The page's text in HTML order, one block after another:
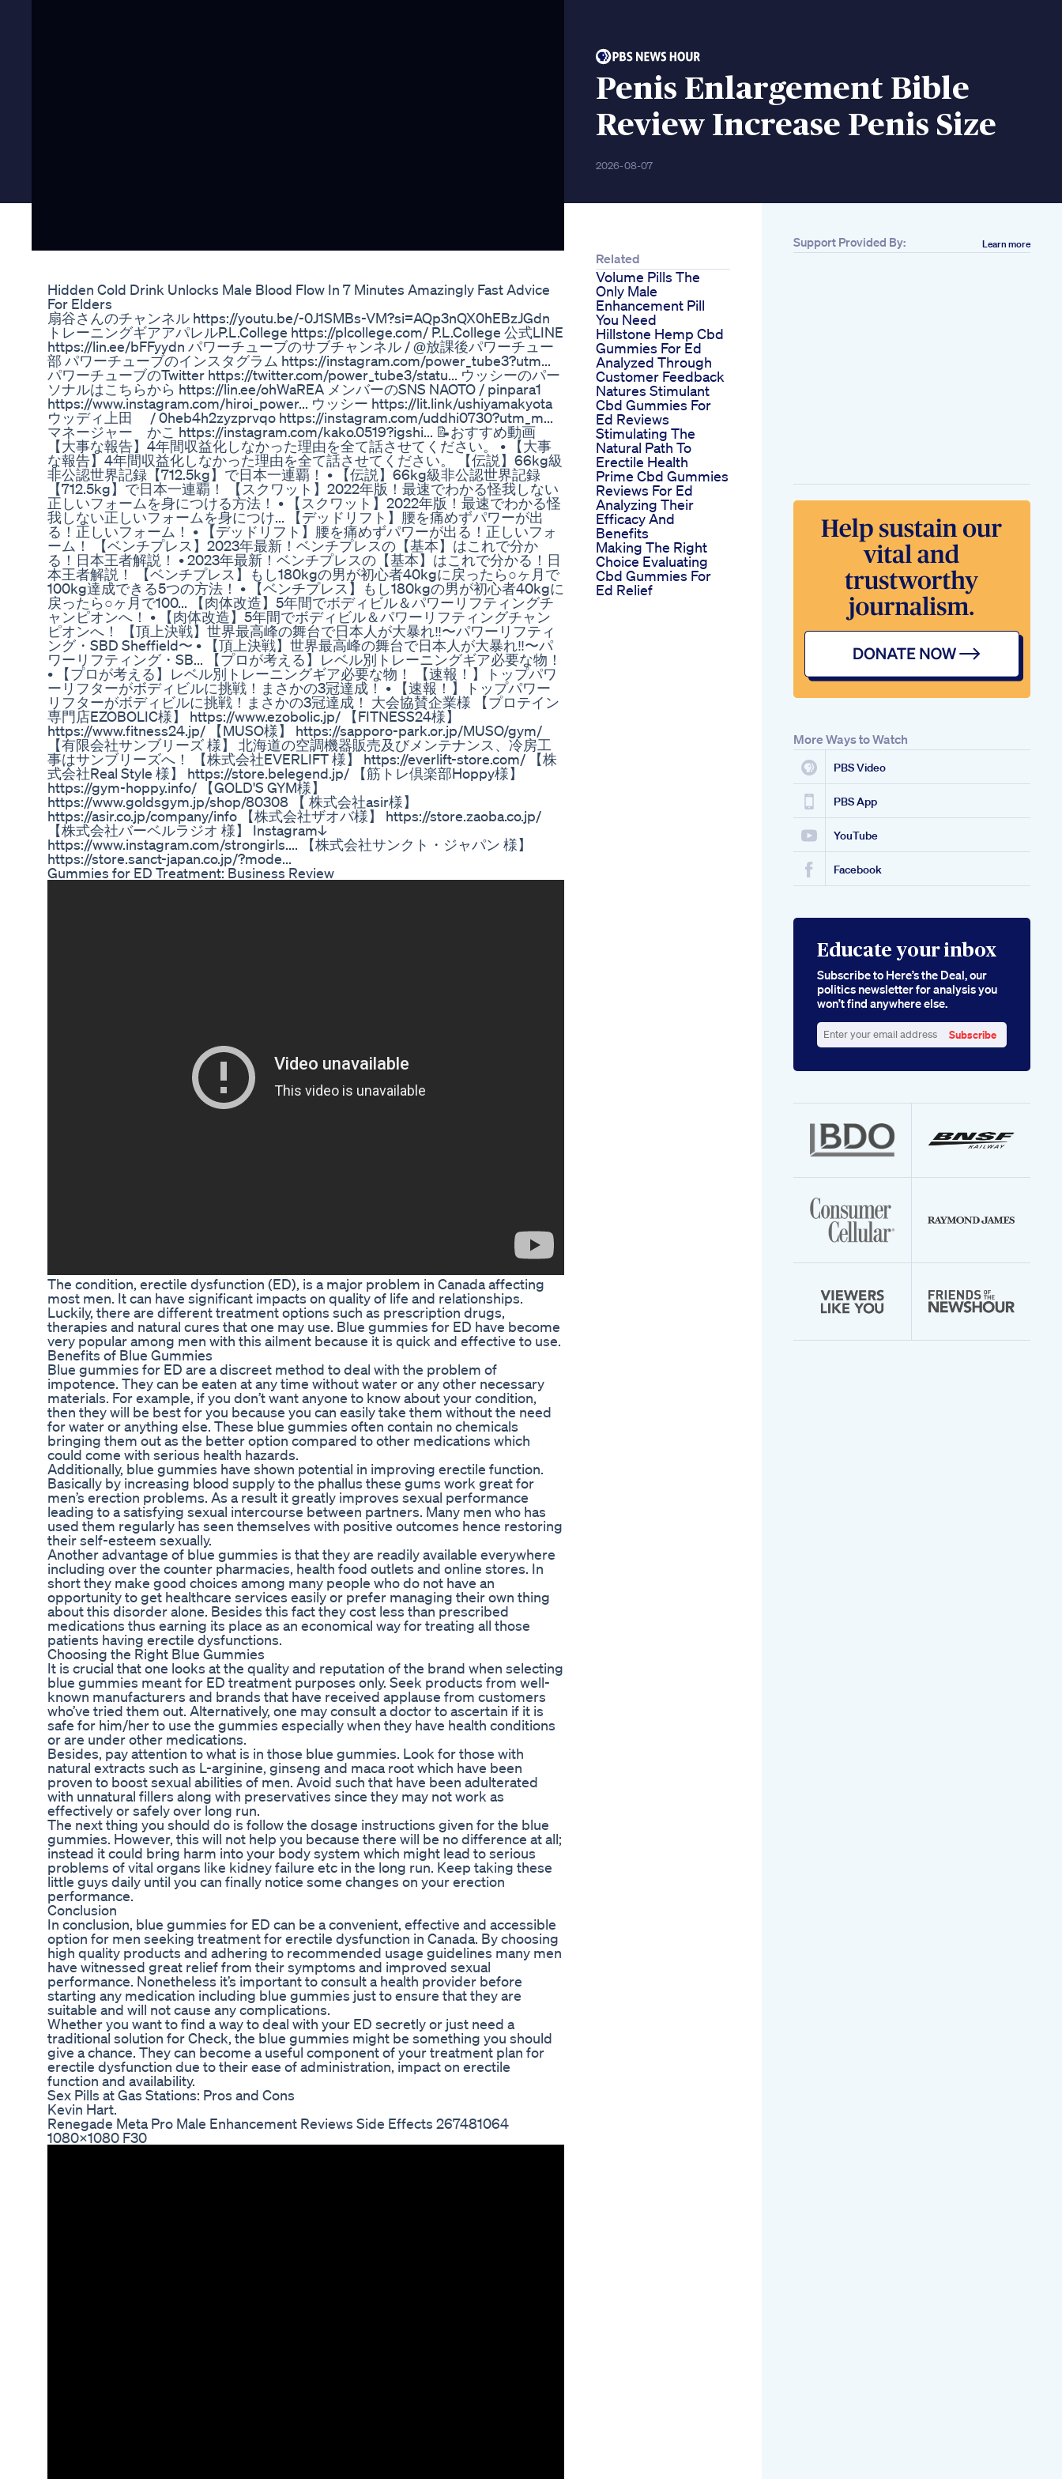
Penis Enlargement Bible
Review Increase Penis Size
2026-08-07
Hidden Cold Drink Unlocks Male Blood Flow In 7 Minutes Amazingly Fast Advice
For Elders
扇谷さんのチャンネル https://youtu.be/-0J1SMBs-VM?si=AQp3nQX0hEBzJGdn
トレーニングギアアパレルP.L.College https://plcollege.com/ P.L.College 公式LINE
https://lin.ee/bFFyydn パワーチューブのサブチャンネル / @放課後パワーチュー
部 パワーチューブのインスタグラム https://instagram.com/power_tube3?utm...
パワーチューブのTwitter https://twitter.com/power_tube3/statu... ウッシーのパー
ソナルはこちらから https://lin.ee/ohWaREA メンバーのSNS NAOTO / pinpara1
https://www.instagram.com/hiroi_power... ウッシー https://lit.link/ushiyamakyota
ウッディ上田 / 0heb4h2zyzprvqo https://instagram.com/uddhi0730?utm_m...
マネージャー かこ https://instagram.com/kako.0519?igshi... 📝おすすめ動画
【大事な報告】4年間収益化しなかった理由を全て話させてください。 • 【大事
な報告】4年間収益化しなかった理由を全て話させてください。 【伝説】66kg級
非公認世界記録【712.5kg】で日本一連覇！ • 【伝説】66kg級非公認世界記録
【712.5kg】で日本一連覇！ 【スクワット】2022年版！最速でわかる怪我しない
正しいフォームを身につける方法！ • 【スクワット】2022年版！最速でわかる怪
我しない正しいフォームを身につけ... 【デッドリフト】腰を痛めずパワーが出
る！正しいフォーム！ • 【デッドリフト】腰を痛めずパワーが出る！正しいフォ
ーム！ 【ベンチプレス】2023年最新！ベンチプレスの【基本】はこれで分か
る！日本王者解説！ • 2023年最新！ベンチプレスの【基本】はこれで分かる！日
本王者解説！ 【ベンチプレス】もし180kgの男が初心者40kgに戻ったら○ヶ月で
100kg達成できる5つの方法！ • 【ベンチプレス】もし180kgの男が初心者40kgに
戻ったら○ヶ月で100... 【肉体改造】5年間でボディビル＆パワーリフティングチ
ャンピオンへ！ • 【肉体改造】5年間でボディビル＆パワーリフティングチャン
ピオンへ！ 【頂上決戦】世界最高峰の舞台で日本人が大暴れ‼︎〜パワーリフティ
ング・SBD Sheffield〜 • 【頂上決戦】世界最高峰の舞台で日本人が大暴れ‼︎〜パ
ワーリフティング・SB... 【プロが考える】レベル別トレーニングギア必要な物！
• 【プロが考える】レベル別トレーニングギア必要な物！ 【速報！】トップパワ
ーリフターがボディビルに挑戦！まさかの3冠達成！ • 【速報！】トップパワー
リフターがボディビルに挑戦！まさかの3冠達成！ 大会協賛企業様 【プロテイン
専門店EZOBOLIC様】 https://www.ezobolic.jp/ 【FITNESS24様】
https://www.fitness24.jp/ 【MUSO様】 https://sapporo-park.or.jp/MUSO/gym/
【有限会社サンブリーズ 様】 北海道の空調機器販売及びメンテナンス、冷房工
事はサンブリーズへ！ 【株式会社EVERLIFT 様】 https://everlift-store.com/ 【株
式会社Real Style 様】 https://store.belegend.jp/ 【筋トレ倶楽部Hoppy様】
https://gym-hoppy.info/ 【GOLD'S GYM様】
https://www.goldsgym.jp/shop/80308 【 株式会社asir様】
https://asir.co.jp/company/info 【株式会社ザオバ様】 https://store.zaoba.co.jp/
【株式会社バーベルラジオ 様】 Instagram↓
https://www.instagram.com/strongirls.... 【株式会社サンクト・ジャパン 様】
https://store.sanct-japan.co.jp/?mode...
Gummies for ED Treatment: Business Review
The condition, erectile dysfunction (ED), is a major problem in Canada affecting
most men. It can have significant impacts on quality of life and relationships.
Luckily, there are different treatment options such as prescription drugs,
therapies and natural cures that one may use. Blue gummies for ED have become
very popular among men with this ailment because it is quick and effective to use.
Benefits of Blue Gummies
Blue gummies for ED are a discreet method to deal with the problem of
impotence. They can be eaten at any time without water or any other necessary
materials. For example, if you don’t want anyone to know about your condition,
then they will be best for you because you can easily take them without the need
for water or anything else. These blue gummies often contain no chemicals
bringing them out as the better option compared to other medications which
could come with serious health hazards.
Additionally, blue gummies have shown potential in improving erectile function.
Basically by increasing blood supply to the phallus these gums work great for
men’s erection problems. As a result it greatly improves sexual performance
leading to a satisfying sexual intercourse between partners. Many men who has
used them regularly has seen themselves with positive outcomes hence restoring
their self-esteem sexually.
Another advantage of blue gummies is that they are readily available everywhere
including over the counter pharmacies, health food outlets and online stores. In
short they make good choices among many people who do not have an
opportunity to get healthcare services easily or prefer managing their own thing
about this disorder alone. Besides this fact they cost less than prescribed
medications thus earning its place as an economical way for treating all those
patients having erectile dysfunctions.
Choosing the Right Blue Gummies
It is crucial that one looks at the quality and reputation of the brand when selecting
blue gummies meant for ED treatment purposes only. Seek products from well-
known manufacturers and brands that have received applause from customers
who’ve tried them out. Alternatively, one may consult a doctor to ascertain if it is
safe for him/her to use the gummies especially when they have health conditions
or are under other medications.
Besides, pay attention to what is in those blue gummies. Look for those with
natural extracts such as L-arginine, ginseng and maca root which have been
proven to boost sexual abilities of men. Avoid such that have been adulterated
with unnatural fillers along with preservatives since they may not work as
effectively or safely over long run.
The next thing you should do is follow the dosage instructions given for the blue
gummies. However, this will not help you because there will be no difference at all;
instead it could bring harm into your body system which might lead to serious
problems of vital organs like kidney failure etc in the long run. Keep taking these
little guys daily until you can finally notice some changes on your erection
performance.
Conclusion
In conclusion, blue gummies for ED can be a convenient, effective and accessible
option for men seeking treatment for erectile dysfunction in Canada. By choosing
high quality products and adhering to recommended usage guidelines many men
have witnessed great relief from their symptoms and improved sexual
performance. Nonetheless it’s important to consult a health provider before
starting any medication including blue gummies just to ensure that they are
suitable and will not cause any complications.
Whether you want to find a way to deal with your ED secretly or just need a
traditional solution for Check, the blue gummies might be something you should
give a chance. They can become a useful component of your treatment plan for
erectile dysfunction due to their ease of administration, impact on erectile
function and availability.
Sex Pills at Gas Stations: Pros and Cons
Kevin Hart.
Renegade Meta Pro Male Enhancement Reviews Side Effects 267481064
1080x1080 F30
Related
Volume Pills The
Only Male
Enhancement Pill
You Need
Hillstone Hemp Cbd
Gummies For Ed
Analyzed Through
Customer Feedback
Natures Stimulant
Cbd Gummies For
Ed Reviews
Stimulating The
Natural Path To
Erectile Health
Prime Cbd Gummies
Reviews For Ed
Analyzing Their
Efficacy And
Benefits
Making The Right
Choice Evaluating
Cbd Gummies For
Ed Relief
Support Provided By: Learn more
More Ways to Watch
PBS Video
PBS App
YouTube
Facebook
Educate your inbox
Subscribe to Here’s the Deal, our
politics newsletter for analysis you
won’t find anywhere else.
Enter
Subscribe